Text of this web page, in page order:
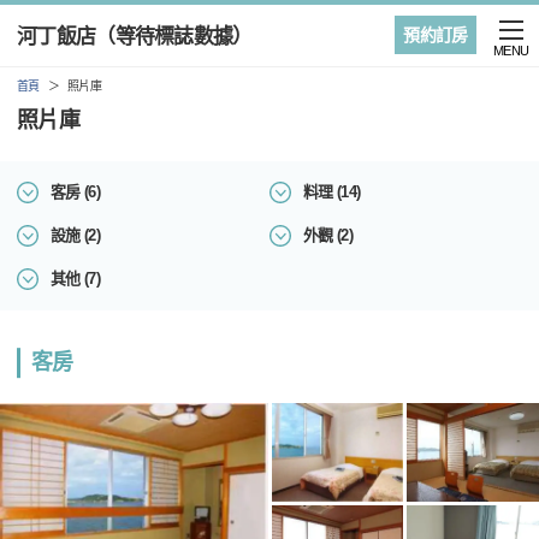
預約訂房
河丁飯店（等待標誌數據）
MENU
首頁 照片庫
照片庫
客房 (6) 料理 (14)
設施 (2) 外觀 (2)
其他 (7)
客房